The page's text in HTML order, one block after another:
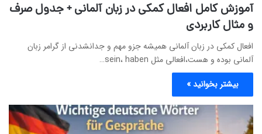
آموزش کامل افعال کمکی در زبان آلمانی + جدول صرف
و مثال کاربردی
افعال کمکی در زبان آلمانی همیشه جزو مهم و جدانشدنی از گرامر زبان
آلمانی بوده و هست،افعالی مثل sein، haben…
بیشتر بخوانید »